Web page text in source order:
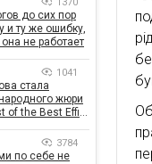
до сих пор
и ту же ошибку,
не работает
1041
стала
жюри
of the Best Effie
3784
по себе не